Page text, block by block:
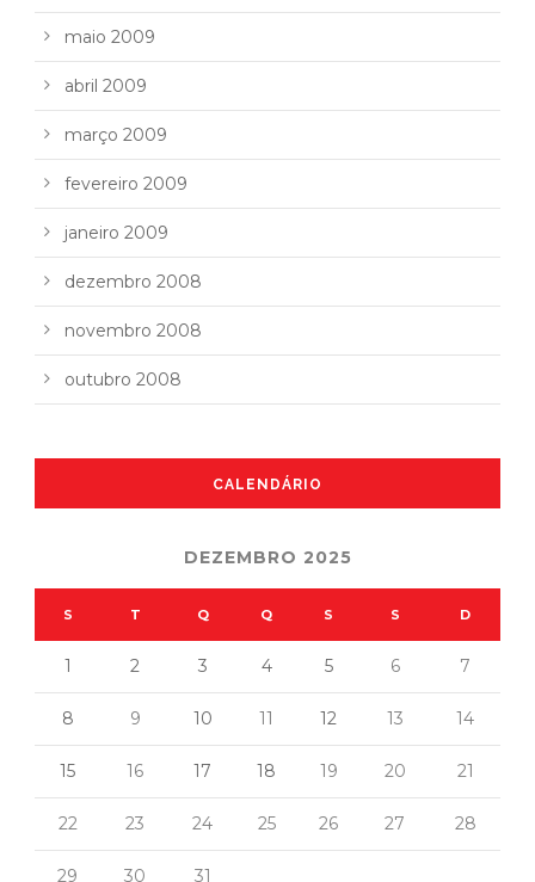
maio 2009
abril 2009
março 2009
fevereiro 2009
janeiro 2009
dezembro 2008
novembro 2008
outubro 2008
CALENDÁRIO
DEZEMBRO 2025
S T Q Q S S D
1 2 3 4 5 6 7
8 9 10 11 12 13 14
15 16 17 18 19 20 21
22 23 24 25 26 27 28
29 30 31